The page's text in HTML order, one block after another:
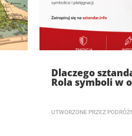
Dlaczego
Rola symboli w
UTWORZONE PRZEZ